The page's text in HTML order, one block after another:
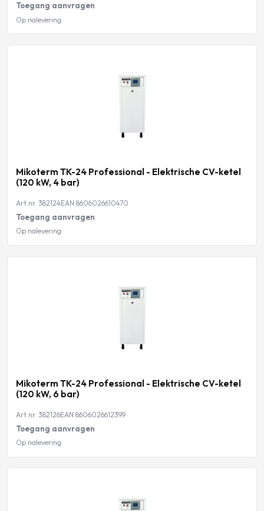
Toegang aanvragen
Op nalevering
Mikoterm TK-24 Professional - Elektrische CV-ketel
(120 kW, 4 bar)
Art.nr. 382124EAN 8606026610470
Toegang aanvragen
Op nalevering
Mikoterm TK-24 Professional - Elektrische CV-ketel
(120 kW, 6 bar)
Art.nr. 382126EAN 8606026612399
Toegang aanvragen
Op nalevering